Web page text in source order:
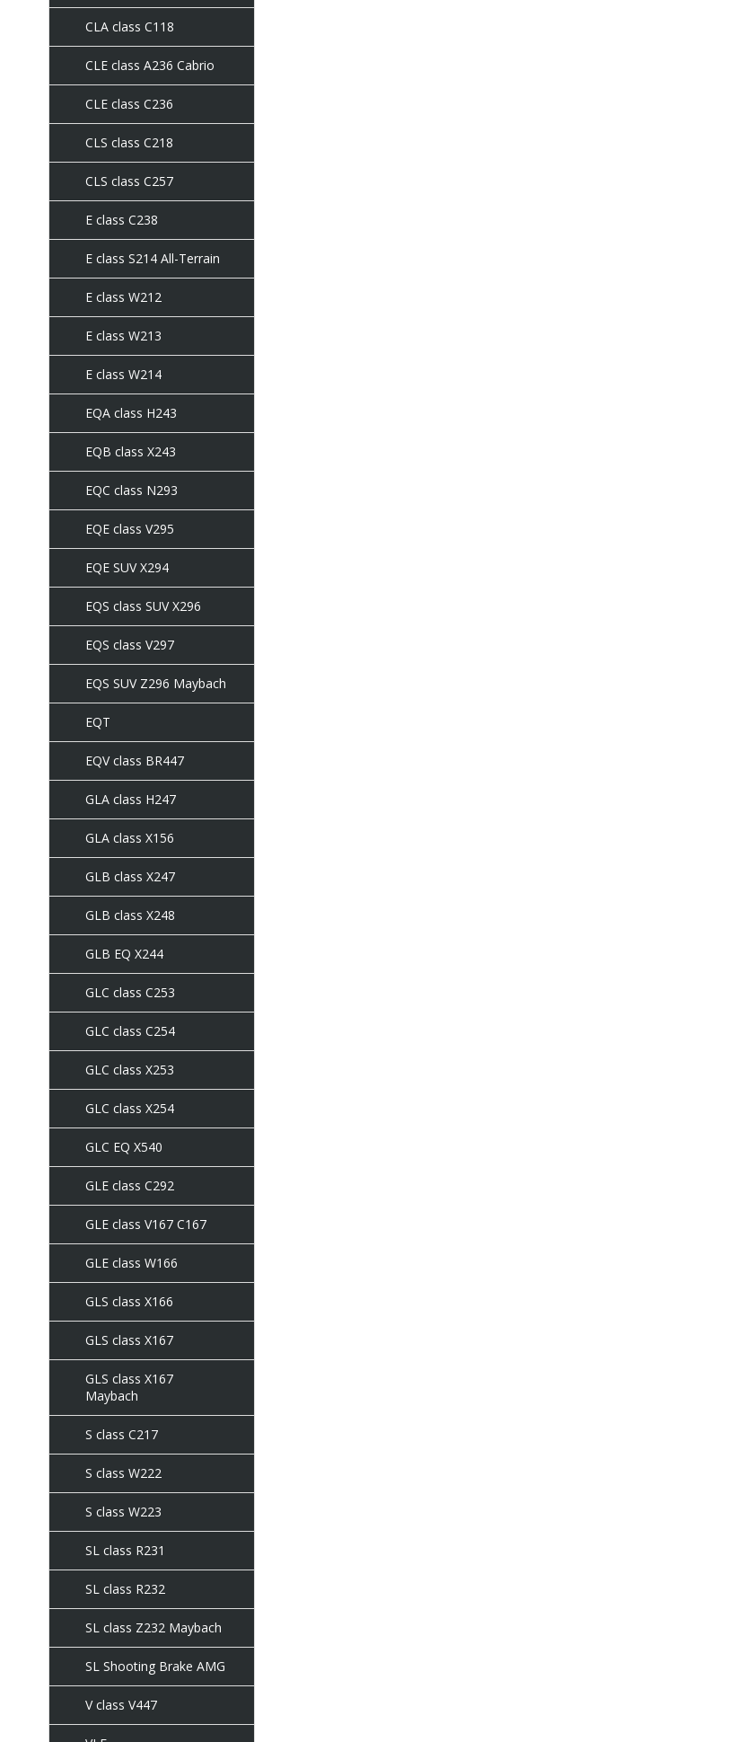
CLA class С118
CLE class A236 Cabrio
CLE class C236
CLS class C218
CLS class C257
E class C238
E class S214 All-Terrain
E class W212
E class W213
E class W214
EQA class H243
EQB class X243
EQC class N293
EQE class V295
EQE SUV X294
EQS class SUV X296
EQS class V297
EQS SUV Z296 Maybach
EQT
EQV class BR447
GLA class H247
GLA class X156
GLB class X247
GLB class X248
GLB EQ X244
GLC class C253
GLC class C254
GLC class X253
GLC class X254
GLC EQ X540
GLE class C292
GLE class V167 C167
GLE class W166
GLS class X166
GLS class X167
GLS class X167
Maybach
S class C217
S class W222
S class W223
SL class R231
SL class R232
SL class Z232 Maybach
SL Shooting Brake AMG
V class V447